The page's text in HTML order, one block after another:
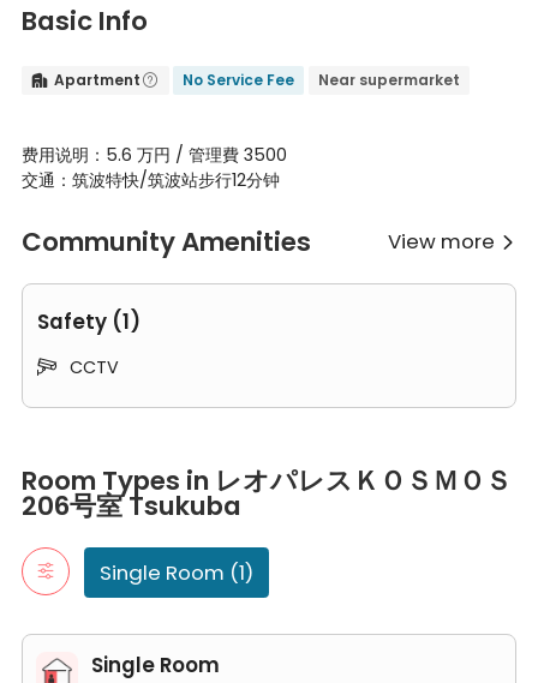
Basic Info
 Apartment  No Service Fee Near supermarket
费用说明：5.6 万円 / 管理費 3500
交通：筑波特快/筑波站步行12分钟
Community Amenities View more 
Safety (1)
 CCTV
Single Room
A single room typically accommodates one person. It usually
Reoparesu KOSMOS 206-gōshitsu
Room Types in レオパレスＫＯＳＭＯＳ
206号室 Tsukuba
Single Room (1)
Single Room